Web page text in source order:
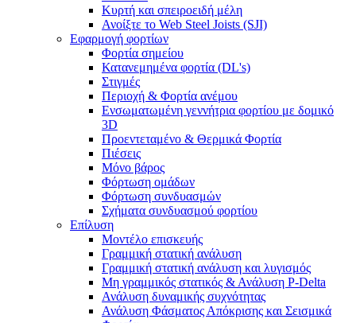
Κυρτή και σπειροειδή μέλη
Ανοίξτε το Web Steel Joists (SJI)
Εφαρμογή φορτίων
Φορτία σημείου
Κατανεμημένα φορτία (DL's)
Στιγμές
Περιοχή & Φορτία ανέμου
Ενσωματωμένη γεννήτρια φορτίου με δομικό
3D
Προεντεταμένο & Θερμικά Φορτία
Πιέσεις
Μόνο βάρος
Φόρτωση ομάδων
Φόρτωση συνδυασμών
Σχήματα συνδυασμού φορτίου
Επίλυση
Μοντέλο επισκευής
Γραμμική στατική ανάλυση
Γραμμική στατική ανάλυση και λυγισμός
Μη γραμμικός στατικός & Ανάλυση P-Delta
Ανάλυση δυναμικής συχνότητας
Ανάλυση Φάσματος Απόκρισης και Σεισμικά